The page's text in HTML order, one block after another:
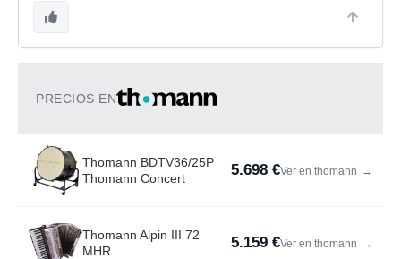
PRECIOS EN
Thomann BDTV36/25P
Thomann Concert
5.698 €Ver en thomann →
Thomann Alpin III 72
MHR
5.159 €Ver en thomann →